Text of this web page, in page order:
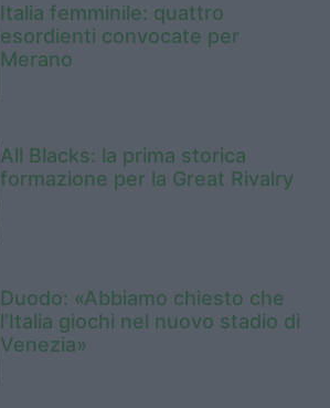
Italia femminile: quattro
esordienti convocate per
Merano
All Blacks: la prima storica
formazione per la Great Rivalry
Duodo: «Abbiamo chiesto che
l’Italia giochi nel nuovo stadio di
Venezia»